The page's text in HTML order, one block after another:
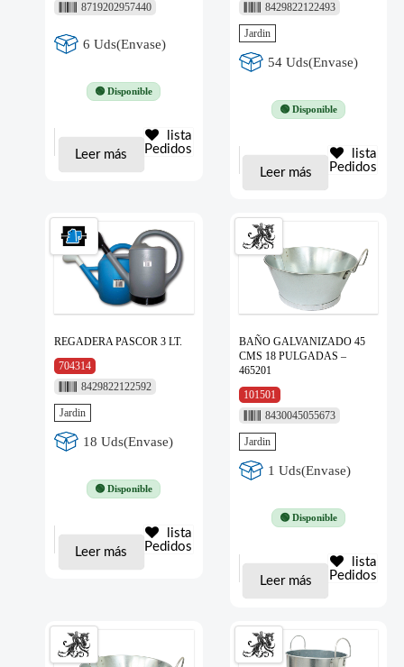
8719202957440
6 Uds(Envase)
🟢 Disponible
Leer más
lista
Pedidos
8429822122493
Jardin
54 Uds(Envase)
🟢 Disponible
Leer más
lista
Pedidos
REGADERA PASCOR 3 LT.
704314
8429822122592
Jardin
18 Uds(Envase)
🟢 Disponible
Leer más
lista
Pedidos
BAÑO GALVANIZADO 45
CMS 18 PULGADAS –
465201
101501
8430045055673
Jardin
1 Uds(Envase)
🟢 Disponible
Leer más
lista
Pedidos